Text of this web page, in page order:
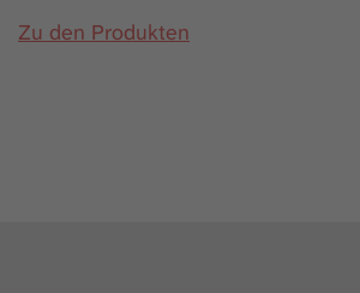
Zu den Produkten